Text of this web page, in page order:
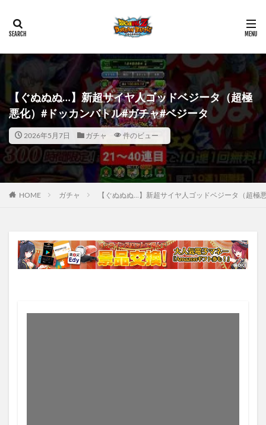
【ぐぬぬぬ…】新超サイヤ人ゴッドベジータ（超極
悪化）#ドッカンバトル#ガチャ#ベジータ
2026年5月7日 ガチャ 件のビュー
HOME ガチャ 【ぐぬぬぬ…】新超サイヤ人ゴッドベジータ（超